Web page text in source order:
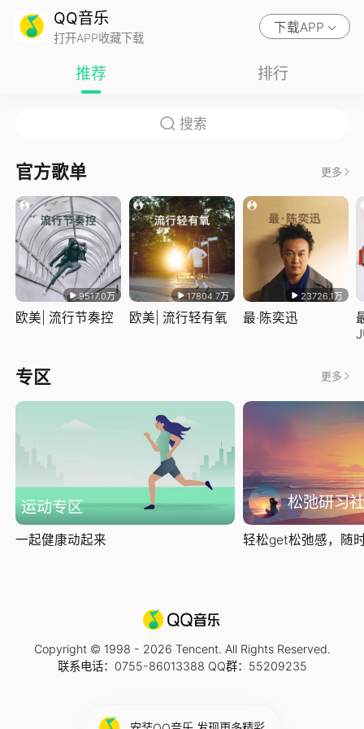
QQ音乐
打开APP收藏下载
下载APP
推荐 排行
官方歌单 更多
9517.0万
欧美| 流行节奏控
17804.7万
欧美| 流行轻有氧
23726.1万
最·陈奕迅
专区 更多
运动专区
一起健康动起来
松弛研习社
轻松get松弛感，随
Copyright © 1998 - 2026 Tencent. All Rights Reserved.
联系电话：0755-86013388 QQ群：55209235